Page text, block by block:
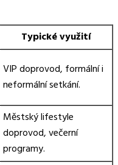
Typické využití
VIP doprovod, formální i
neformální setkání.
Městský lifestyle
doprovod, večerní
programy.